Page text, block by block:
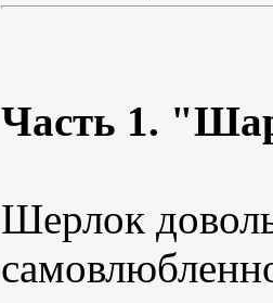
Часть 1.
Шерлок